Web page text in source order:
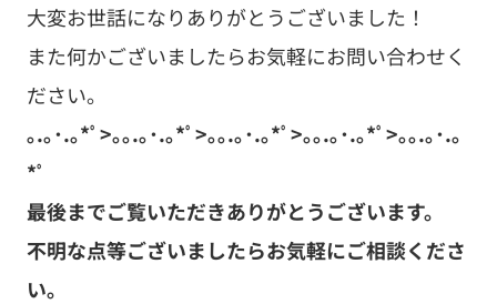
大変お世話になりありがとうございました！
また何かございましたらお気軽にお問い合わせく
ださい。
｡.｡･.｡*ﾟ>｡｡.｡･.｡*ﾟ>｡｡.｡･.｡*ﾟ>｡｡.｡･.｡*ﾟ>｡｡.｡･.｡
*ﾟ
最後までご覧いただきありがとうございます。
不明な点等ございましたらお気軽にご相談くださ
い。